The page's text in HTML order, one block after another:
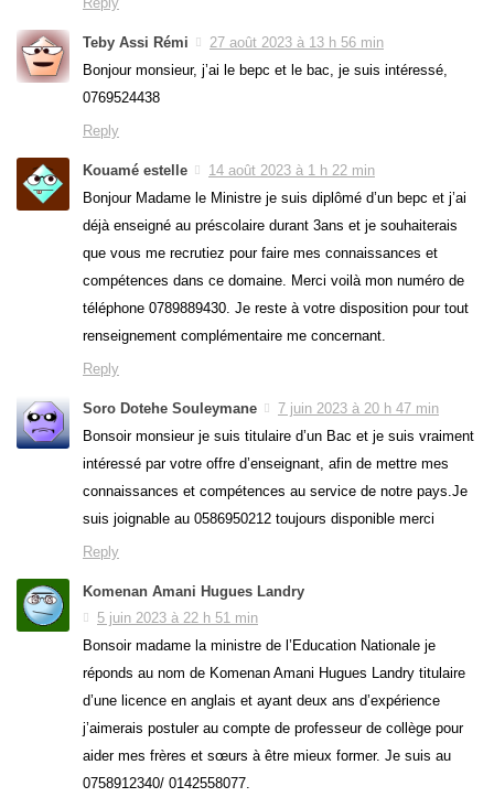
Teby Assi Rémi
27 août 2023 à 13 h 56 min
Bonjour monsieur, j’ai le bepc et le bac, je suis intéressé,
0769524438
Reply
Kouamé estelle
14 août 2023 à 1 h 22 min
Bonjour Madame le Ministre je suis diplômé d’un bepc et j’ai
déjà enseigné au préscolaire durant 3ans et je souhaiterais
que vous me recrutiez pour faire mes connaissances et
compétences dans ce domaine. Merci voilà mon numéro de
téléphone 0789889430. Je reste à votre disposition pour tout
renseignement complémentaire me concernant.
Reply
Soro Dotehe Souleymane
7 juin 2023 à 20 h 47 min
Bonsoir monsieur je suis titulaire d’un Bac et je suis vraiment
intéressé par votre offre d’enseignant, afin de mettre mes
connaissances et compétences au service de notre pays.Je
suis joignable au 0586950212 toujours disponible merci
Reply
Komenan Amani Hugues Landry
5 juin 2023 à 22 h 51 min
Bonsoir madame la ministre de l’Education Nationale je
réponds au nom de Komenan Amani Hugues Landry titulaire
d’une licence en anglais et ayant deux ans d’expérience
j’aimerais postuler au compte de professeur de collège pour
aider mes frères et sœurs à être mieux former. Je suis au
0758912340/ 0142558077.